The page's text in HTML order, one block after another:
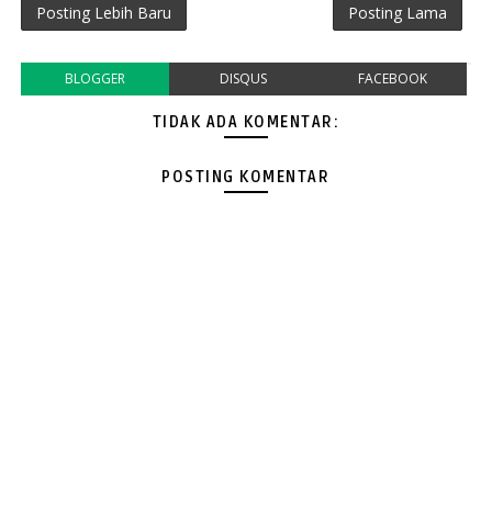
Posting Lebih Baru Posting Lama
BLOGGER DISQUS FACEBOOK
TIDAK ADA KOMENTAR:
POSTING KOMENTAR